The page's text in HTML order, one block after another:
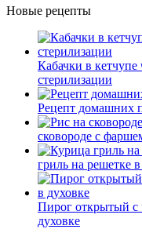
Новые рецепты
Кабачки в кетчупе
стерилизации
Рецепт домашних
сковороде с
гриль на решетке
Пирог открытый с
духовке